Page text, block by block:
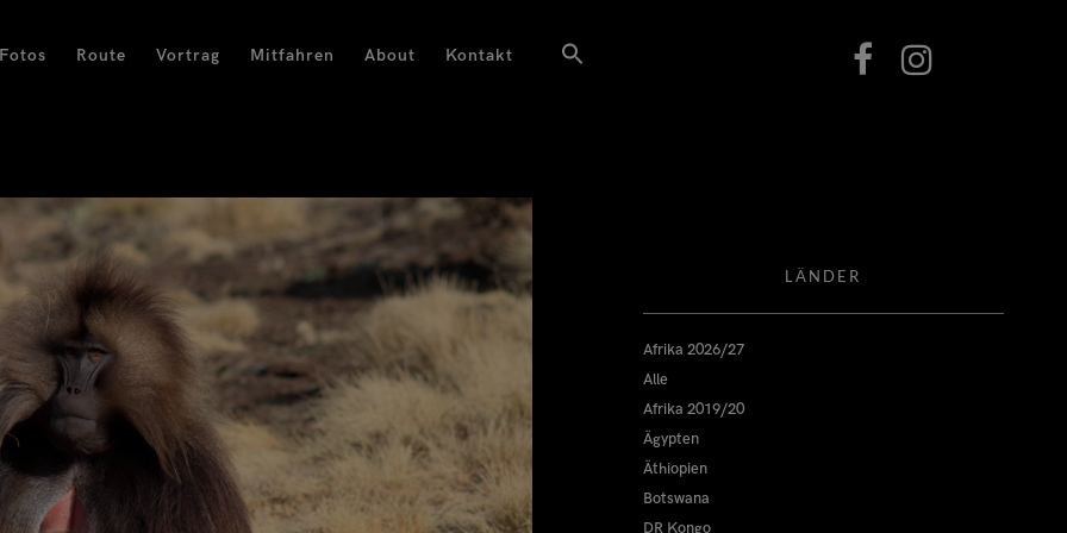
Route Vortrag Mitfahren About Kontakt
LÄNDER
Afrika 2026/27
Alle
Afrika 2019/20
Ägypten
Äthiopien
Botswana
DR Kongo